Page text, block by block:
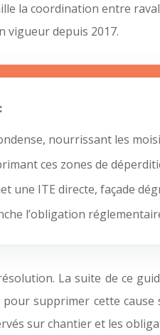
la coordination entre
vigueur depuis 2017.
nourrissant les
ces zones de
une ITE directe, façade
l’obligation
La suite de ce
supprimer cette
sur chantier et les